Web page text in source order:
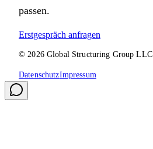
passen.
Erstgespräch anfragen
©2026Global Structuring Group LLC
DatenschutzImpressum